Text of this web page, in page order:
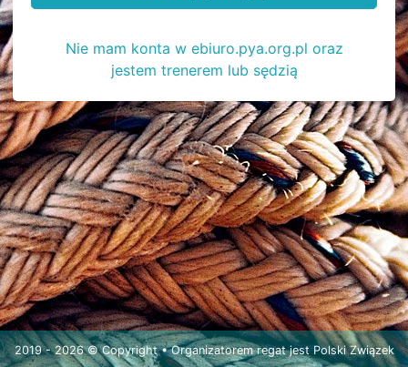
Nie mam konta w ebiuro.pya.org.pl oraz
jestem trenerem lub sędzią
2019 - 2026 © Copyright • Organizatorem regat jest Polski Związek